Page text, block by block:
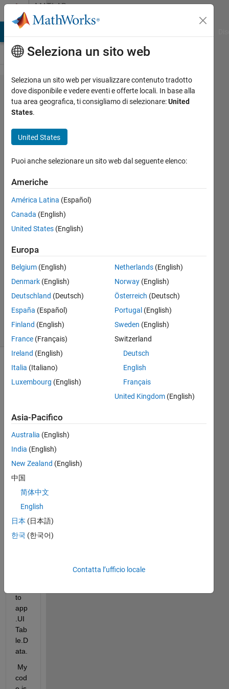
Vai al contenutoMATLAB
Answers
app.UITable.Data
assignment
Sultana
5 Mag
2020
Risposta
accettata
Aggiornato
2020
7
Visualizzazioni
Mostra
commenti
hell
o,
I
am
ing
pro
ble
to
app
.UI
Tab
le.D
My
cod
Seleziona un sito web
Seleziona un sito web per visualizzare contenuto tradotto
dove disponibile e vedere eventi e offerte locali. In base alla
tua area geografica, ti consigliamo di selezionare:United
States.
United States
Puoi anche selezionare un sito web dal seguente elenco:
Americhe
América Latina (Español)
Canada (English)
United States (English)
Europa
Belgium (English)
Denmark (English)
Deutschland (Deutsch)
España (Español)
Finland (English)
France (Français)
Ireland (English)
Italia (Italiano)
Luxembourg (English)
Netherlands(English)
Norway(English)
Österreich (Deutsch)
Portugal (English)
Sweden (English)
Switzerland
Deutsch
English
Français
United Kingdom(English)
Asia-Pacifico
Australia (English)
India (English)
New Zealand (English)
中国
简体中文
English
日本 (日本語)
한국 (한국어)
Contatta l’ufficio locale